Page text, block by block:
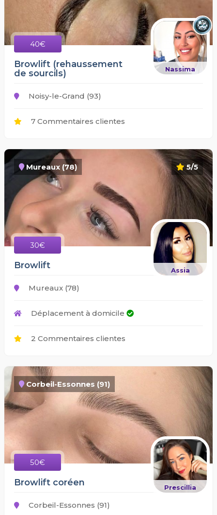
40€
Nassima
Browlift (rehaussement
de sourcils)
Noisy-le-Grand (93)
7 Commentaires clientes
5/5
Mureaux (78)
30€
Assia
Browlift
Mureaux (78)
Déplacement à domicile
2 Commentaires clientes
Corbeil-Essonnes (91)
50€
Prescillia
Browlift coréen
Corbeil-Essonnes (91)